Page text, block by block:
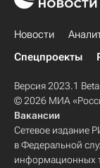
Новости
Спецпроекты
Версия 2023.1 Beta
© 2026 МИА
Вакансии
Сетевое издание
в Федеральной
информационных